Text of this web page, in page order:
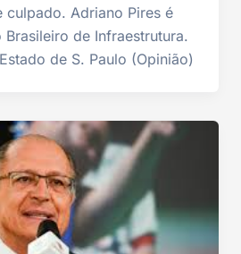
culpado. Adriano Pires é
de Infraestrutura.
de S. Paulo (Opinião)